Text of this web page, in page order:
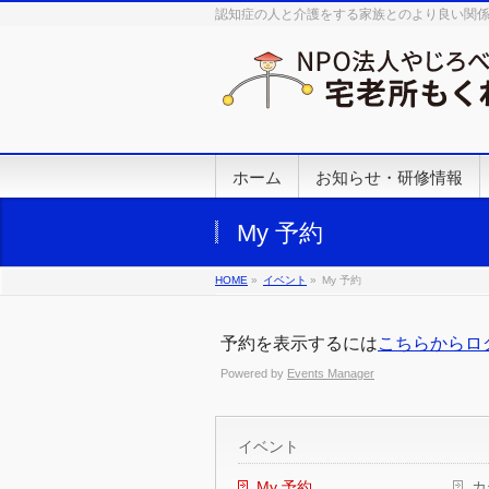
認知症の人と介護をする家族とのより良い関
ホーム お知らせ・研修情報
My 予約
HOME » イベント » My 予約
予約を表示するにはこちらからロ
Powered by Events Manager
イベント